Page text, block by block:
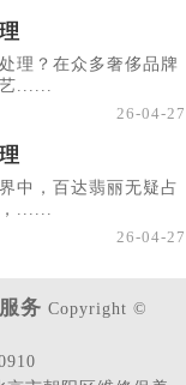
理？在众多奢侈品牌
......
26-04-27
中，百达翡丽无疑占
......
26-04-27
务 Copyright ©